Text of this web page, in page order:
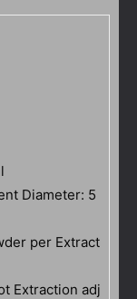
Diameter: 5
per Extract
Extraction adj